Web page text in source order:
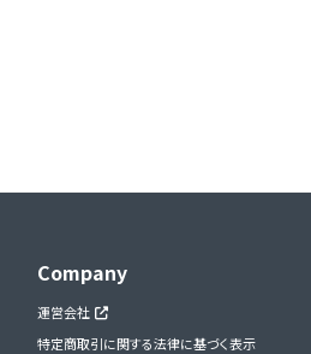
Company
運営会社
特定商取引に関する法律に基づく表示